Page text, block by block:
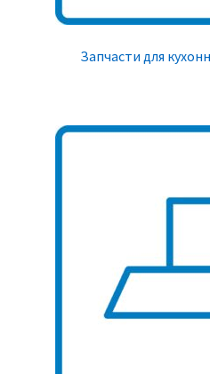
Запчасти для